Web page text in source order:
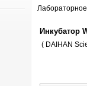
Инкубатор
( DAIHAN